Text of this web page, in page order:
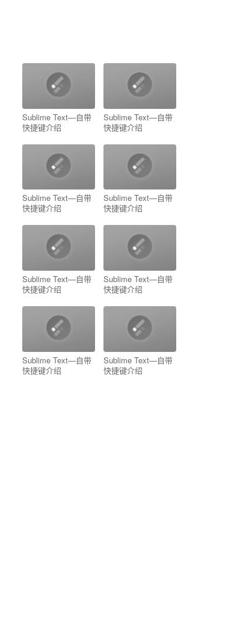
Sublime Text—自带
快捷键介绍
Sublime Text—自带
快捷键介绍
Sublime Text—自带
快捷键介绍
Sublime Text—自带
快捷键介绍
Sublime Text—自带
快捷键介绍
Sublime Text—自带
快捷键介绍
Sublime Text—自带
快捷键介绍
Sublime Text—自带
快捷键介绍